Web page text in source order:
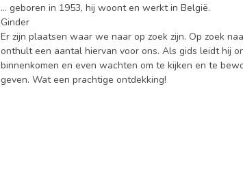
... geboren in 1953, hij woont en werkt in België.
Ginder
Er zijn plaatsen waar we naar op zoek zijn. Op zoek
onthult een aantal hiervan voor ons. Als gids leidt hij
binnenkomen en even wachten om te kijken en te
geven. Wat een prachtige ontdekking!